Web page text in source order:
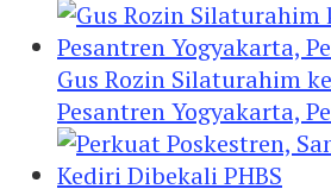
Gus Rozin Silaturahim
Pesantren Yogyakarta,